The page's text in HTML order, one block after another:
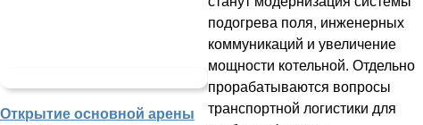
Открытие основной арены
подогрева поля, инженерных
коммуникаций и увеличение
мощности котельной. Отдельно
прорабатываются вопросы
транспортной логистики для